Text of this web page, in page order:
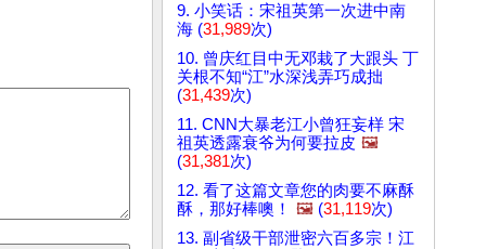
9. 小笑话：宋祖英第一次进中南
海 (31,989次)
10. 曾庆红目中无邓栽了大跟头 丁
关根不知“江”水深浅弄巧成拙
(31,439次)
11. CNN大暴老江小曾狂妄样 宋
祖英透露衰爷为何要拉皮 🖼️
(31,381次)
12. 看了这篇文章您的肉要不麻酥
酥，那好棒噢！
🖼️ (31,119次)
13. 副省级干部泄密六百多宗！江